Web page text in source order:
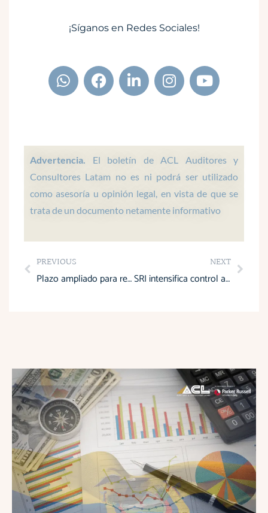
¡Síganos en Redes Sociales!
W
h
a
a
p
p
F
a
c
o
o
k
L
i
n
d
i
n
I
n
s
g
r
a
m
Y
o
u
b
e
Advertencia.
El boletín de ACL Auditores y
Consultores Latam no es ni podrá ser utilizado
como asesoría u opinión legal, en vista de que se
trata de un documento netamente informativo
Prev
PREVIOUS
Plazo ampliado para reportar operaciones con partes relacionadas 2024
NEXT
SRI intensifica control a ganancias por venta de acciones